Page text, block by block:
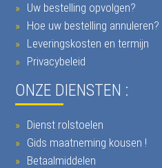
Uw bestelling opvolgen?
Hoe uw bestelling annuleren?
Leveringskosten en termijn
Privacybeleid
ONZE DIENSTEN :
Dienst rolstoelen
Gids maatneming kousen !
Betaalmiddelen